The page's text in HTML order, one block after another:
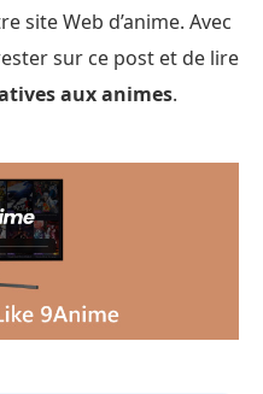
site Web d’anime. Avec
sur ce post et de lire
aux animes.